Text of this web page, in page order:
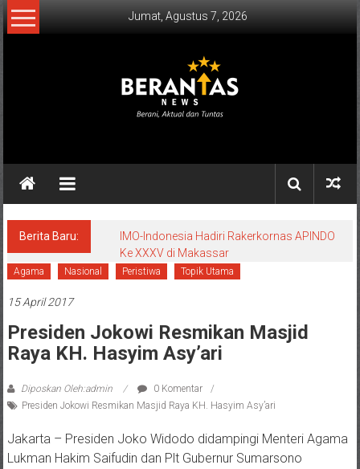
Lompat
ke
Jumat, Agustus 7, 2026
NEWS
Aktual
Tuntas.
Berita Baru:
IMO-Indonesia Hadiri Rakerkornas APINDO
Ke XXXV di Makassar
Agama Nasional Peristiwa Topik Utama
15 April 2017
Presiden Jokowi Resmikan Masjid
Raya KH. Hasyim Asy’ari
Diposkan Oleh:admin
0 Komentar
Presiden Jokowi Resmikan Masjid Raya KH. Hasyim Asy’ari
Jakarta – Presiden Joko Widodo didampingi Menteri Agama
Lukman Hakim Saifudin dan Plt Gubernur Sumarsono